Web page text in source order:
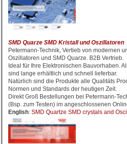
SMD Quarze SMD Kristall und Oszillatoren
Petermann-Technik, Vertieb von modernen
Oszillatoren und SMD Quarze. B2B Vertrieb.
Ideal für Ihre Elektronischen Bauvorhaben.
sind lange erhältlich und schnell lieferbar.
Natürlich sind die Produkte alle Qualitäts
Normen und Standards der heutigen Zeit.
Direkt Groß Bestellungen bei Petermann-
(Bsp. zum Testen) im angeschlossenen
English: SMD Quartze SMD crystals and